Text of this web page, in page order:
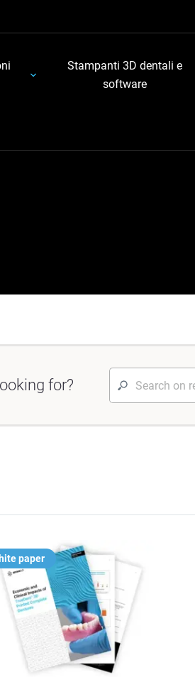
Stampanti 3D dentali e
software
for?
paper